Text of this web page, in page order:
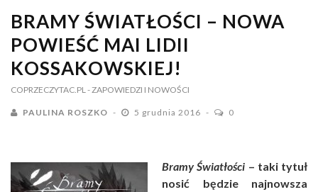
BRAMY ŚWIATŁOŚCI – NOWA
POWIEŚĆ MAI LIDII
KOSSAKOWSKIEJ!
COPRZECZYTAC.PL - ZAPOWIEDZI I NOWOŚCI
PAULINA ROSZKO 5 grudnia 2016 0
Bramy Światłości – taki tytuł
nosić będzie najnowsza